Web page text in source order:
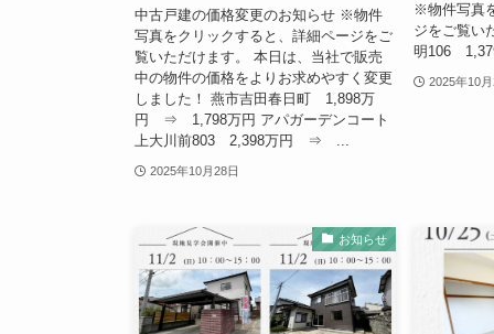
中古戸建の価格変更のお知らせ ※物件
写真をクリックすると、詳細ページをご
覧いただけます。 本日は、当社で販売
中の物件の価格をよりお求めやすく変更
しました！ 燕市吉田春日町 1,898万
円 ⇒ 1,798万円 アパガーデンコート
上大川前803 2,398万円 ⇒ ...
2025年10月28日
※物件写真
ジをご覧い
明106
2025年10
お知らせ